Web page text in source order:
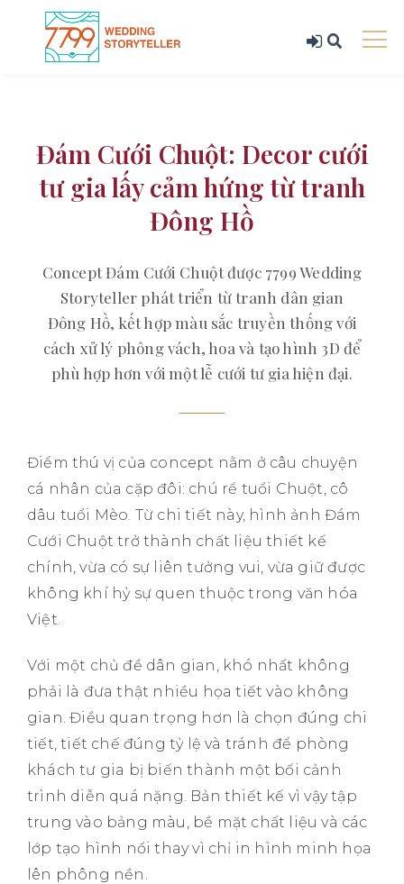
Đám Cưới Chuột: Decor cưới
tư gia lấy cảm hứng từ tranh
Đông Hồ
Concept Đám Cưới Chuột được 7799 Wedding
Storyteller phát triển từ tranh dân gian
Đông Hồ, kết hợp màu sắc truyền thống với
cách xử lý phông vách, hoa và tạo hình 3D để
phù hợp hơn với một lễ cưới tư gia hiện đại.
Điểm thú vị của concept nằm ở câu chuyện
cá nhân của cặp đôi: chú rể tuổi Chuột, cô
dâu tuổi Mèo. Từ chi tiết này, hình ảnh Đám
Cưới Chuột trở thành chất liệu thiết kế
chính, vừa có sự liên tưởng vui, vừa giữ được
không khí hỷ sự quen thuộc trong văn hóa
Việt.
Với một chủ đề dân gian, khó nhất không
phải là đưa thật nhiều họa tiết vào không
gian. Điều quan trọng hơn là chọn đúng chi
tiết, tiết chế đúng tỷ lệ và tránh để phòng
khách tư gia bị biến thành một bối cảnh
trình diễn quá nặng. Bản thiết kế vì vậy tập
trung vào bảng màu, bề mặt chất liệu và các
lớp tạo hình nổi thay vì chỉ in hình minh họa
lên phông nền.